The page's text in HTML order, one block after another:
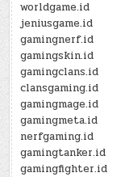
worldgame.id
jeniusgame.id
gamingnerf.id
gamingskin.id
gamingclans.id
clansgaming.id
gamingmage.id
gamingmeta.id
nerfgaming.id
gamingtanker.id
gamingfighter.id